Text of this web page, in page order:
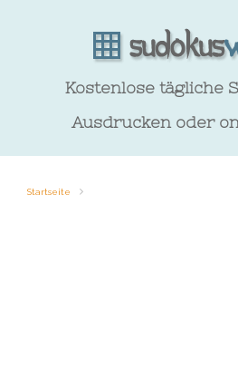
Kostenlose tägliche
Ausdrucken oder
Startseite